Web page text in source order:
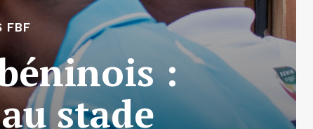
FBF
:
stade